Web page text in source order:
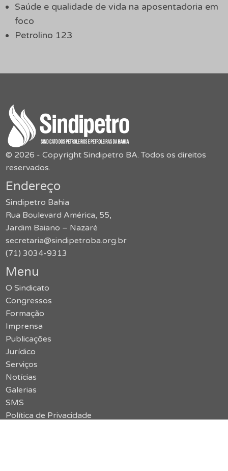
Saúde e qualidade de vida na aposentadoria em
foco
Petrolino 123
© 2026 - Copyright Sindipetro BA. Todos os direitos
reservados.
Endereço
Sindipetro Bahia
Rua Boulevard América, 55,
Jardim Baiano – Nazaré
secretaria@sindipetroba.org.br
(71) 3034-9313
Menu
O Sindicato
Congressos
Formação
Imprensa
Publicações
Jurídico
Serviços
Notícias
Galerias
SMS
Política de Privacidade